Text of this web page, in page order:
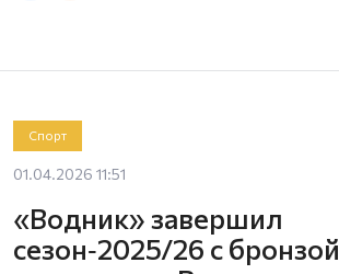
Спорт
01.04.2026 11:51
«Водник» завершил
сезон‑2025/26 с бронзой